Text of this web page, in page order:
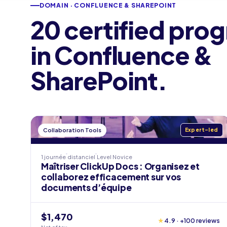
DOMAIN · CONFLUENCE & SHAREPOINT
20 certified
in Confluence &
SharePoint.
Collaboration Tools Expert-led
1 journée distanciel Level Novice
Maîtriser ClickUp Docs : Organisez et
collaborez efficacement sur vos
documents d’équipe
$1,470 ★ 4.9 · +100 reviews